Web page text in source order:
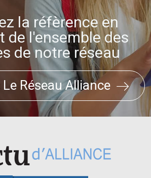
la réfèrence en
de l'ensemble des
de notre réseau
Réseau Alliance